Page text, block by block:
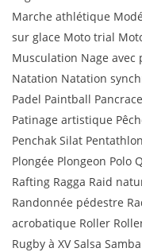
Marche athlétique
sur glace Moto trial
Musculation Nage avec
Natation Natation
Padel Paintball
Patinage artistique
Penchak Silat
Plongée Plongeon Polo
Rafting Ragga Raid
Randonnée pédestre
acrobatique Roller
Rugby à XV Salsa